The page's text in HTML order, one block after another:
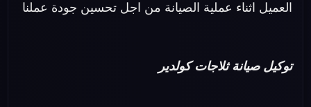
العميل اثناء عملية الصيانة من اجل تحسين جودة عملنا
توكيل صيانة ثلاجات كولدير